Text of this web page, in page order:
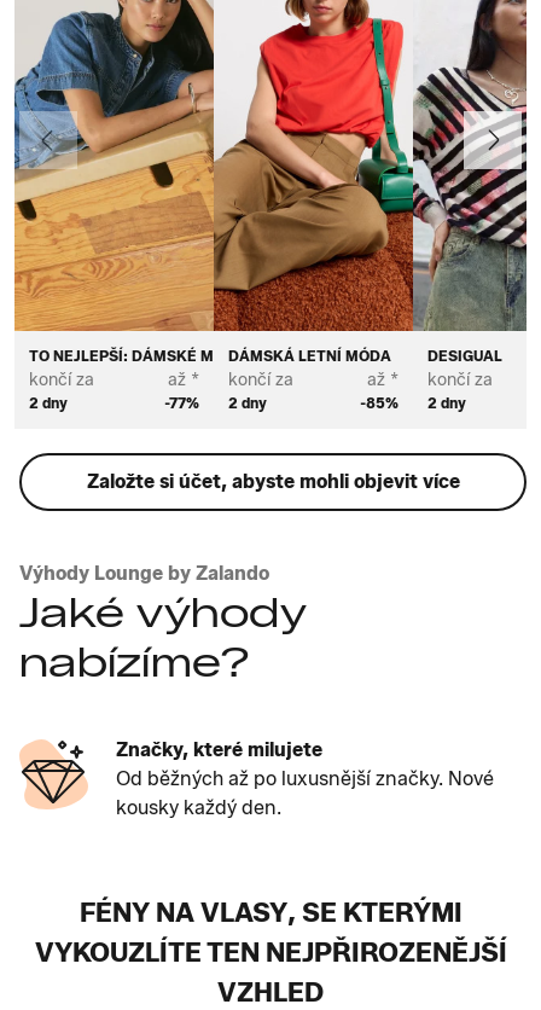
TO NEJLEPŠÍ: DÁMSKÉ MÓDNÍ ZNAČKY
končí za
2 dny
až *
-77%
DÁMSKÁ LETNÍ MÓDA
končí za
2 dny
až *
-85%
DESIGUAL
končí za
2 dny
Předchozí Další
Založte si účet, abyste mohli objevit více
Výhody Lounge by Zalando
Jaké výhody
nabízíme?
Značky, které milujete
Od běžných až po luxusnější značky. Nové
kousky každý den.
FÉNY NA VLASY, SE KTERÝMI
VYKOUZLÍTE TEN NEJPŘIROZENĚJŠÍ
VZHLED